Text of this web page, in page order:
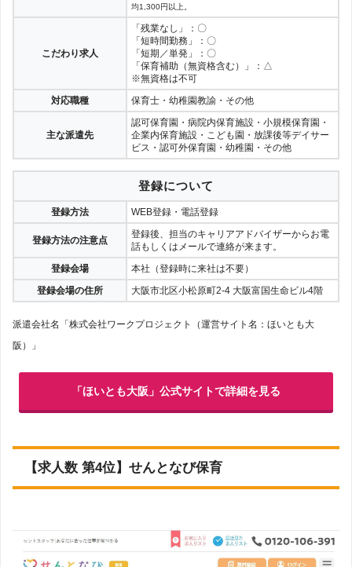
均1,300円以上。
こだわり求人
「残業なし」：〇
「短時間勤務」：〇
「短期／単発」：〇
「保育補助（無資格含む）」：△
※無資格は不可
対応職種
保育士・幼稚園教諭・その他
主な派遣先
認可保育園・病院内保育施設・小規模保育園・
企業内保育施設・こども園・放課後等デイサー
ビス・認可外保育園・幼稚園・その他
登録について
登録方法 WEB登録・電話登録
登録方法の注意点
登録後、担当のキャリアアドバイザーからお電
話もしくはメールで連絡が来ます。
登録会場
本社（登録時に来社は不要）
登録会場の住所
大阪市北区小松原町2-4 大阪富国生命ビル4階
派遣会社名「株式会社ワークプロジェクト（運営サイト名：ほいとも大
阪）」
「ほいとも大阪」公式サイトで詳細を見る
【求人数 第4位】せんとなび保育